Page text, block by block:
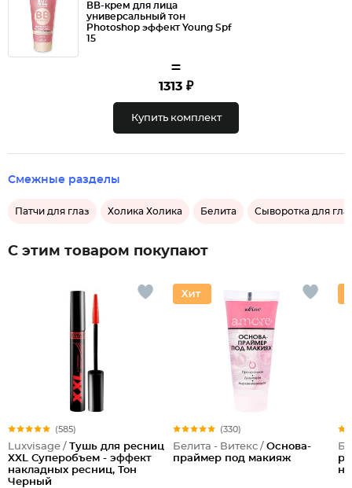
ВВ-крем для лица
универсальный тон
Photoshop эффект Young Spf
15
=
1313 ₽
Купить комплект
Смежные разделы
Патчи для глаз Холика Холика Белита Сыворотка для
С этим товаром покупают
(585)
Luxvisage / Тушь для ресниц
XXL Суперобъем - эффект
накладных ресниц, Тон
Черный
(330)
Белита - Витекс / Основа-
праймер под макияж